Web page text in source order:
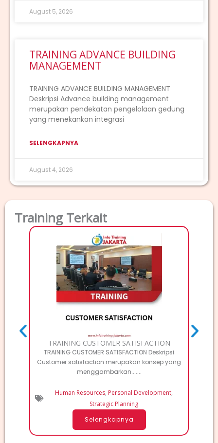
August 5, 2026
TRAINING ADVANCE BUILDING
MANAGEMENT
TRAINING ADVANCE BUILDING MANAGEMENT
Deskripsi Advance building management
merupakan pendekatan pengelolaan gedung
yang menekankan integrasi
SELENGKAPNYA
August 4, 2026
Training Terkait
TRAINING CUSTOMER SATISFACTION
TRAINING CUSTOMER SATISFACTION Deskripsi
Customer satisfaction merupakan konsep yang
menggambarkan.......
Human Resources, Personal Development,
Strategic Planning
Selengkapnya